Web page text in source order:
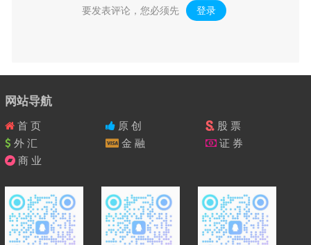
要发表评论，您必须先 登录 。
网站导航
首 页 原 创
股 票
外 汇
金 融
证 券
商 业